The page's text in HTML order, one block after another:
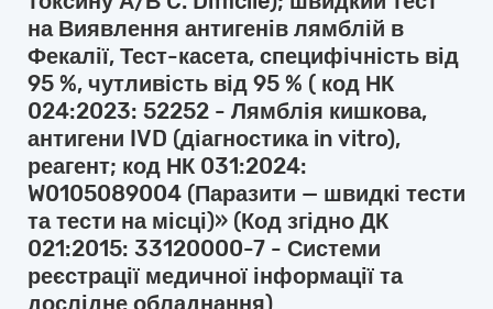
на Виявлення антигенів лямблій в
Фекалії, Тест-касета, специфічність від
95 %, чутливість від 95 % ( код НК
024:2023: 52252 - Лямблія кишкова,
антигени IVD (діагностика in vitro),
реагент; код НК 031:2024:
W0105089004 (Паразити — швидкі тести
та тести на місці)» (Код згідно ДК
021:2015: 33120000-7 - Системи
реєстрації медичної інформації та
дослідне обладнання)